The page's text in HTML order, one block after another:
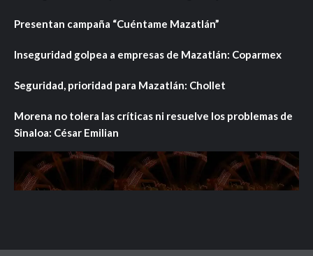
Presentan campaña “Cuéntame Mazatlán”
Inseguridad golpea a empresas de Mazatlán: Coparmex
Seguridad, prioridad para Mazatlán: Chollet
Morena no tolera las críticas ni resuelve los problemas de
Sinaloa: César Emilian